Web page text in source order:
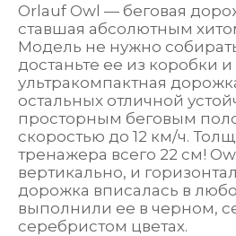
Orlauf Owl — беговая
ставшая абсолютным
Модель не нужно
достаньте ее из коробки и
ультракомпактная
остальных отличной
просторным беговым
скоростью до 12 км/ч.
тренажера всего 22 см!
вертикально, и
дорожка вписалась в
выполнили ее в черном,
серебристом цветах.